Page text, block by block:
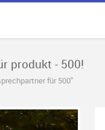
produkt - 500!
für 500"